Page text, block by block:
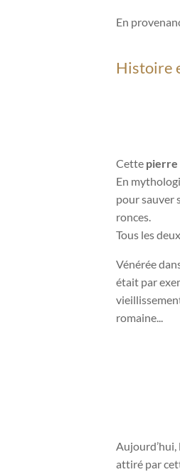
En
Histoire
Cette pierre
En
pour sauver
ronces.
Tous les
Vénérée
était par
romaine...
Aujourd’hui,
attiré par